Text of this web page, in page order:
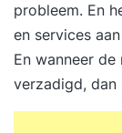
probleem. En
en services
En wanneer
verzadigd, dan